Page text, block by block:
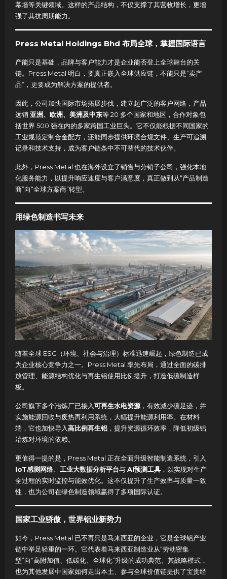
幕墙等关键领域。这样的产品结构，不仅支撑了其营收增长，更增
强了其抗周期能力。
Press Metal Holdings Bhd 布局全球，掌握国际语言
产能只是基础，品牌与客户能力才是企业能否登上全球舞台的关
键。Press Metal 明白，要真正嵌入全球供应链，不能只是“卖产
品”，更要成为解决方案的提供者。
因此，公司加快国际市场拓展步伐，建立起广泛的客户网络，产品
远销 亚洲、欧洲、美洲及中东等 20 多个国家和地区，合作对象包
括世界 500 强在内的多家跨国工业巨头。它不仅能根据不同国家的
工业规范定制合金配方，还能同步提供环境合规文件、生产可追溯
记录和技术支持，成为客户链条中不可替代的技术伙伴。
此外，Press Metal 也在海外设立了销售与分销子公司，强化本地
化服务能力，以提升响应速度与客户满意度，真正做到从“产品制造
商”向“全球方案商”转型。
用绿色制造书写未来
随着全球 ESG（环境、社会与治理）标准迅速崛起，绿色制造已成
为企业核心竞争力之一。Press Metal 率先布局，通过全面的碳排
放管理、能源结构优化与再生铝使用比例提升，打造低碳制造样
板。
公司旗下多个冶炼厂已接入可再生水电资源 ，有效减少碳足迹，并
实施能源回收与废热再利用系统，大幅提升能源利用率。在材料
端，它也加快导入高比例再生铝 ，提升资源循环效率，降低初级铝
冶炼对环境的依赖。
更值得一提的是，Press Metal 正在全面升级智能制造系统，引入
IoT感测网络
工业大数据分析平台与AI预测工具 ，以实现对生产
全过程的实时监控与能效优化。这不仅提升了生产效率与质量一致
性，也为公司在绿色制造领域赢得了多项国际认证。
国家工业骄傲，世界铝业新势力
如今，Press Metal 已不再只是马来西亚的企业，它是全球铝产业
链中举足轻重的一环。它代表着马来西亚制造业从“劳动密集
型”向“高附加值、低碳化、全球化”升级的成功典范。其战略模式，
也为其他发展中国家如何走出本土、参与全球价值链提供了宝贵经